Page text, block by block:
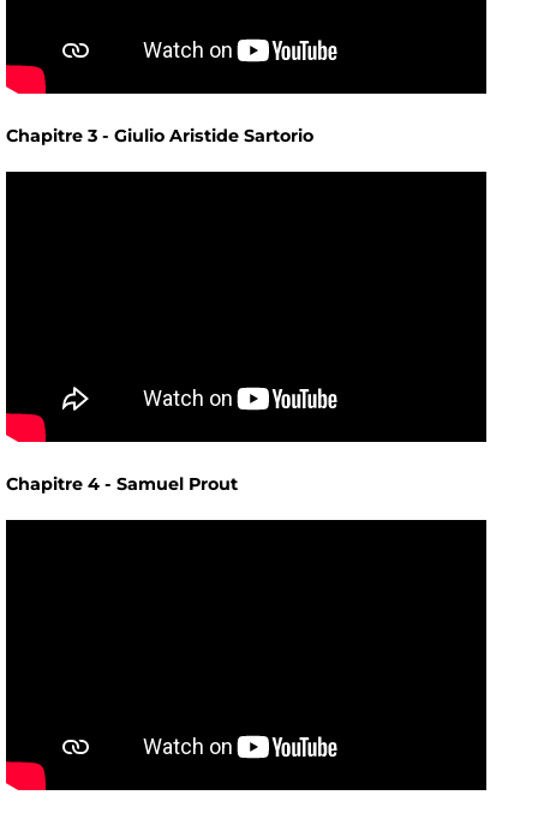
Chapitre 3 - Giulio Aristide Sartorio
Chapitre 4 - Samuel Prout